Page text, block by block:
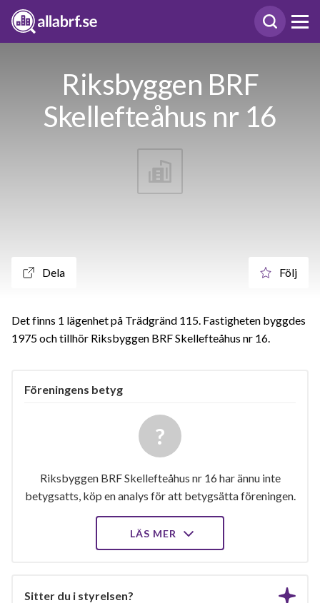
Riksbyggen BRF
Skellefteåhus nr 16
Dela Följ
Det finns 1 lägenhet på Trädgränd 115. Fastigheten byggdes
1975 och tillhör Riksbyggen BRF Skellefteåhus nr 16.
Föreningens betyg
Riksbyggen BRF Skellefteåhus nr 16 har ännu inte
betygsatts, köp en analys för att betygsätta föreningen.
LÄS MER
Sitter du i styrelsen?